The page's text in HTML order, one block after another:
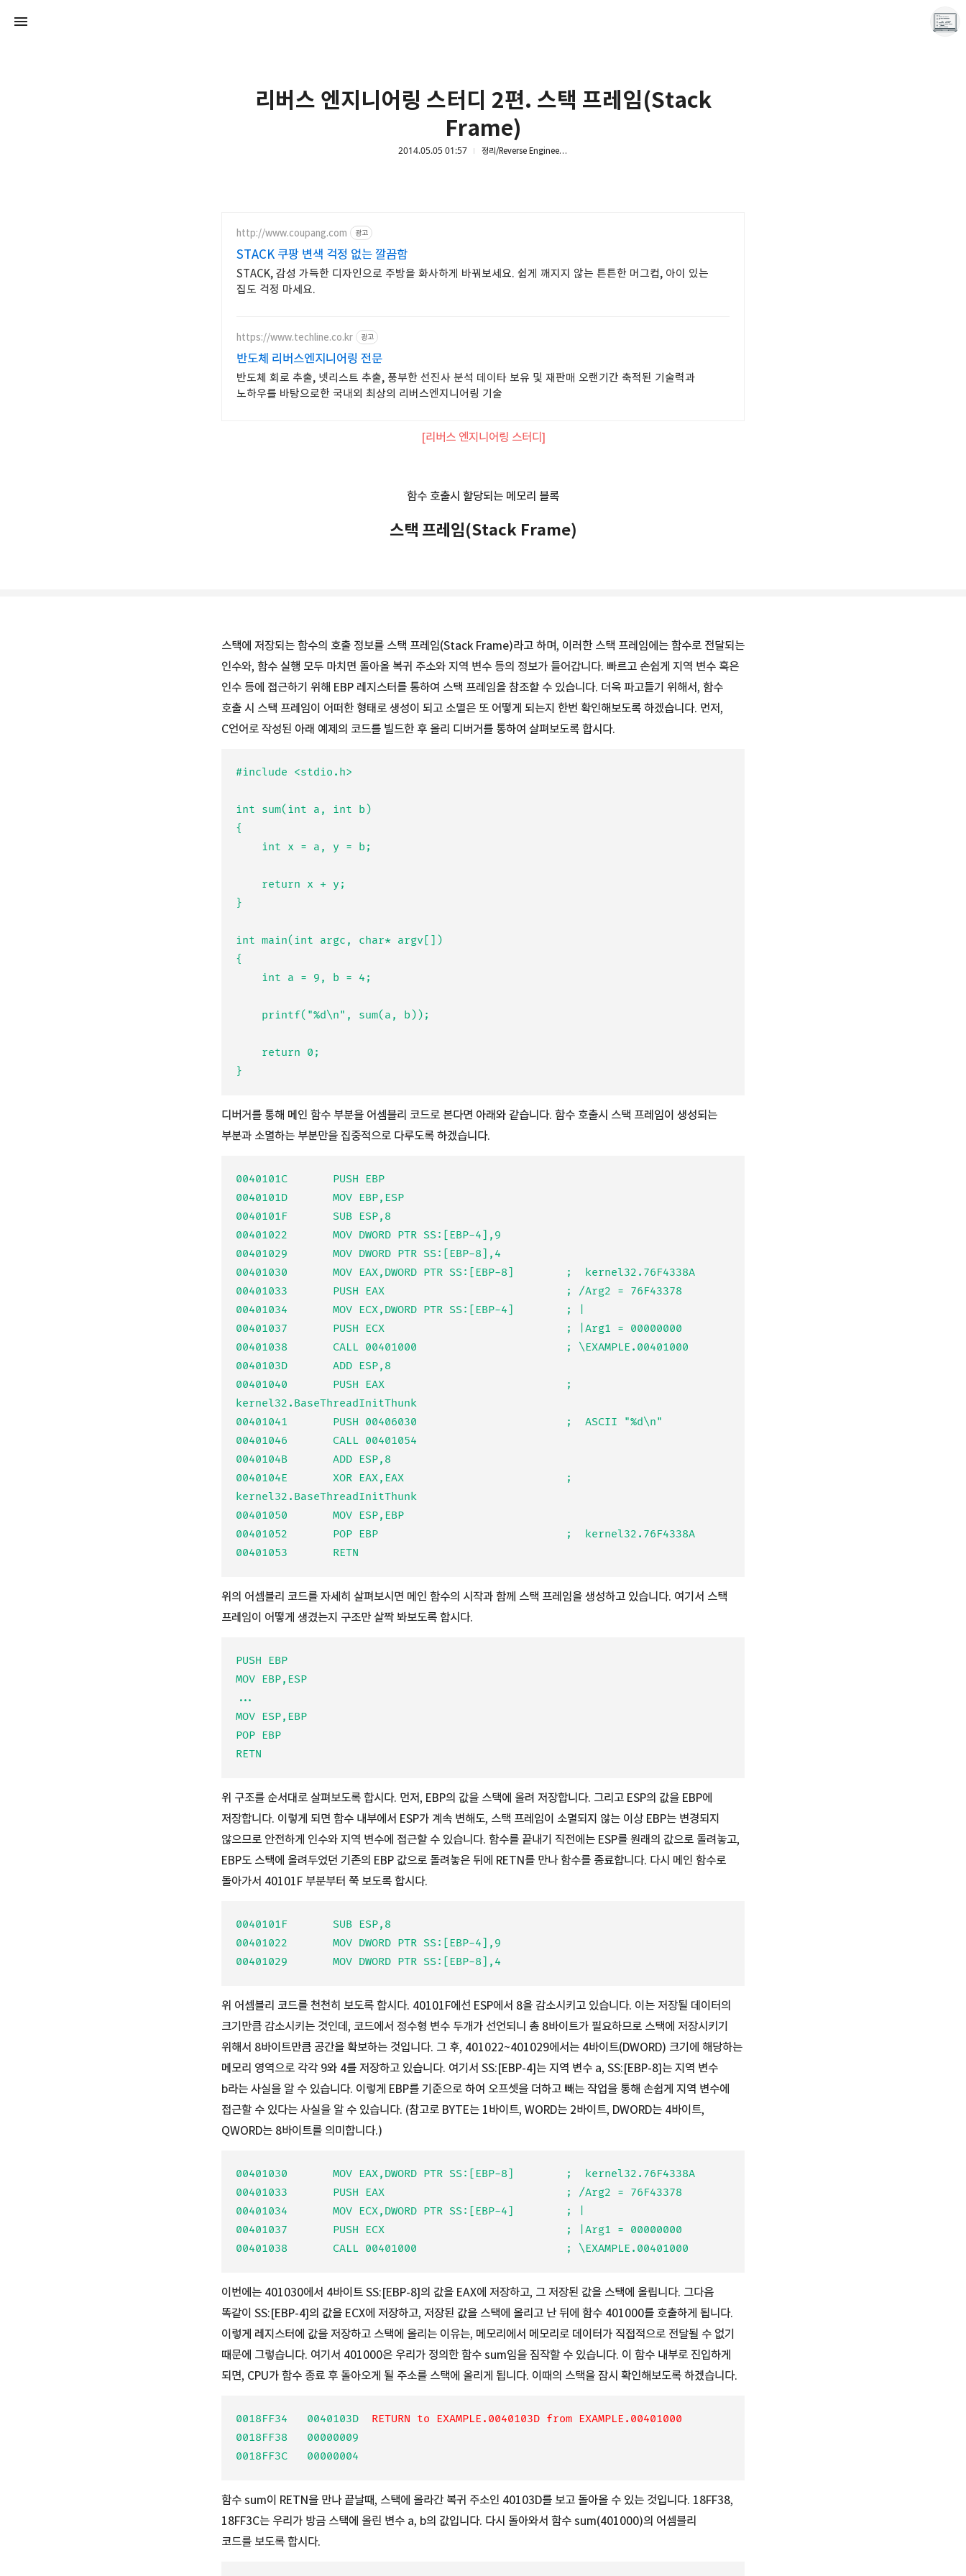
리버스 엔지니어링 스터디 2편. 스택 프레임(Stack
Frame)
2014.05.05 01:57 정리/Reverse Engineering
http://www.coupang.com 광고
STACK 쿠팡 변색 걱정 없는 깔끔함
STACK, 감성 가득한 디자인으로 주방을 화사하게 바꿔보세요. 쉽게 깨지지 않는 튼튼한 머그컵, 아이 있는
집도 걱정 마세요.
https://www.techline.co.kr 광고
반도체 리버스엔지니어링 전문
반도체 회로 추출, 넷리스트 추출, 풍부한 선진사 분석 데이타 보유 및 재판매 오랜기간 축적된 기술력과
노하우를 바탕으로한 국내외 최상의 리버스엔지니어링 기술
[리버스 엔지니어링 스터디]
함수 호출시 할당되는 메모리 블록
스택 프레임(Stack Frame)
스택에 저장되는 함수의 호출 정보를 스택 프레임(Stack Frame)라고 하며, 이러한 스택 프레임에는 함수로 전달되는
인수와, 함수 실행 모두 마치면 돌아올 복귀 주소와 지역 변수 등의 정보가 들어갑니다. 빠르고 손쉽게 지역 변수 혹은
인수 등에 접근하기 위해 EBP 레지스터를 통하여 스택 프레임을 참조할 수 있습니다. 더욱 파고들기 위해서, 함수
호출 시 스택 프레임이 어떠한 형태로 생성이 되고 소멸은 또 어떻게 되는지 한번 확인해보도록 하겠습니다. 먼저,
C언어로 작성된 아래 예제의 코드를 빌드한 후 올리 디버거를 통하여 살펴보도록 합시다.
#include <stdio.h>
int sum(int a, int b)
{
}
int main(int argc, char* argv[])
{
디버거를 통해 메인 함수 부분을 어셈블리 코드로 본다면 아래와 같습니다. 함수 호출시 스택 프레임이 생성되는
부분과 소멸하는 부분만을 집중적으로 다루도록 하겠습니다.
0040101C       PUSH EBP
0040101D       MOV EBP,ESP
0040101F       SUB ESP,8
00401022       MOV DWORD PTR SS:[EBP-4],9
00401029       MOV DWORD PTR SS:[EBP-8],4
00401030       MOV EAX,DWORD PTR SS:[EBP-8]        ;  kernel32.76F4338A
00401033       PUSH EAX                            ; /Arg2 = 76F43378
00401034       MOV ECX,DWORD PTR SS:[EBP-4]        ; |
00401037       PUSH ECX                            ; |Arg1 = 00000000
00401038       CALL 00401000                       ; \EXAMPLE.00401000
0040103D       ADD ESP,8
00401040       PUSH EAX                            ;
kernel32.BaseThreadInitThunk
00401041       PUSH 00406030                       ;  ASCII "%d\n"
00401046       CALL 00401054
0040104B       ADD ESP,8
0040104E       XOR EAX,EAX                         ;
kernel32.BaseThreadInitThunk
00401050       MOV ESP,EBP
00401052       POP EBP                             ;  kernel32.76F4338A
위의 어셈블리 코드를 자세히 살펴보시면 메인 함수의 시작과 함께 스택 프레임을 생성하고 있습니다. 여기서 스택
프레임이 어떻게 생겼는지 구조만 살짝 봐보도록 합시다.
PUSH EBP
MOV EBP,ESP
...
MOV ESP,EBP
POP EBP
위 구조를 순서대로 살펴보도록 합시다. 먼저, EBP의 값을 스택에 올려 저장합니다. 그리고 ESP의 값을 EBP에
저장합니다. 이렇게 되면 함수 내부에서 ESP가 계속 변해도, 스택 프레임이 소멸되지 않는 이상 EBP는 변경되지
않으므로 안전하게 인수와 지역 변수에 접근할 수 있습니다. 함수를 끝내기 직전에는 ESP를 원래의 값으로 돌려놓고,
EBP도 스택에 올려두었던 기존의 EBP 값으로 돌려놓은 뒤에 RETN를 만나 함수를 종료합니다. 다시 메인 함수로
돌아가서 40101F 부분부터 쭉 보도록 합시다.
0040101F       SUB ESP,8
00401022       MOV DWORD PTR SS:[EBP-4],9
위 어셈블리 코드를 천천히 보도록 합시다. 40101F에선 ESP에서 8을 감소시키고 있습니다. 이는 저장될 데이터의
크기만큼 감소시키는 것인데, 코드에서 정수형 변수 두개가 선언되니 총 8바이트가 필요하므로 스택에 저장시키기
위해서 8바이트만큼 공간을 확보하는 것입니다. 그 후, 401022~401029에서는 4바이트(DWORD) 크기에 해당하는
메모리 영역으로 각각 9와 4를 저장하고 있습니다. 여기서 SS:[EBP-4]는 지역 변수 a, SS:[EBP-8]는 지역 변수
b라는 사실을 알 수 있습니다. 이렇게 EBP를 기준으로 하여 오프셋을 더하고 빼는 작업을 통해 손쉽게 지역 변수에
접근할 수 있다는 사실을 알 수 있습니다. (참고로 BYTE는 1바이트, WORD는 2바이트, DWORD는 4바이트,
QWORD는 8바이트를 의미합니다.)
00401030       MOV EAX,DWORD PTR SS:[EBP-8]        ;  kernel32.76F4338A
00401033       PUSH EAX                            ; /Arg2 = 76F43378
00401034       MOV ECX,DWORD PTR SS:[EBP-4]        ; |
00401037       PUSH ECX                            ; |Arg1 = 00000000
이번에는 401030에서 4바이트 SS:[EBP-8]의 값을 EAX에 저장하고, 그 저장된 값을 스택에 올립니다. 그다음
똑같이 SS:[EBP-4]의 값을 ECX에 저장하고, 저장된 값을 스택에 올리고 난 뒤에 함수 401000를 호출하게 됩니다.
이렇게 레지스터에 값을 저장하고 스택에 올리는 이유는, 메모리에서 메모리로 데이터가 직접적으로 전달될 수 없기
때문에 그렇습니다. 여기서 401000은 우리가 정의한 함수 sum임을 짐작할 수 있습니다. 이 함수 내부로 진입하게
되면, CPU가 함수 종료 후 돌아오게 될 주소를 스택에 올리게 됩니다. 이때의 스택을 잠시 확인해보도록 하겠습니다.
0018FF34   0040103D RETURN to EXAMPLE.0040103D from EXAMPLE.00401000
0018FF38   00000009
함수 sum이 RETN을 만나 끝날때, 스택에 올라간 복귀 주소인 40103D를 보고 돌아올 수 있는 것입니다. 18FF38,
18FF3C는 우리가 방금 스택에 올린 변수 a, b의 값입니다. 다시 돌아와서 함수 sum(401000)의 어셈블리
코드를 보도록 합시다.